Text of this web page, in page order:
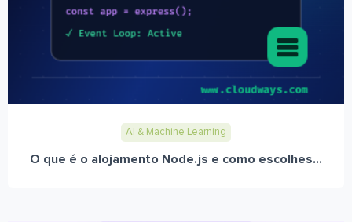
AI & Machine Learning
O que é o alojamento Node.js e como escolhes...